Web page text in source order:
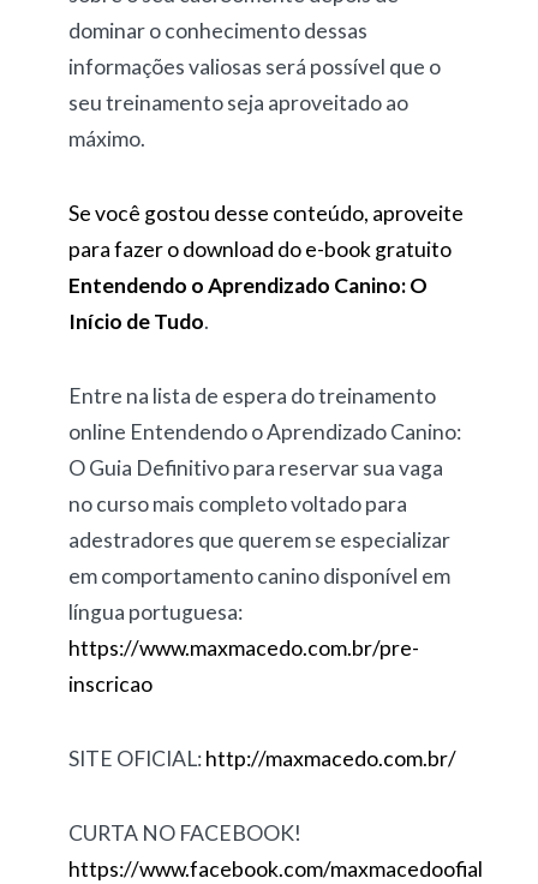
dominar o conhecimento dessas
informações valiosas será possível que o
seu treinamento seja aproveitado ao
máximo.
Se você gostou desse conteúdo, aproveite
para fazer o download do e-book gratuito
Entendendo o Aprendizado Canino: O
Início de Tudo.
Entre na lista de espera do treinamento
online Entendendo o Aprendizado Canino:
O Guia Definitivo para reservar sua vaga
no curso mais completo voltado para
adestradores que querem se especializar
em comportamento canino disponível em
língua portuguesa:
https://www.maxmacedo.com.br/pre-
inscricao
SITE OFICIAL:http://maxmacedo.com.br/
CURTA NO FACEBOOK!
https://www.facebook.com/maxmacedoofial